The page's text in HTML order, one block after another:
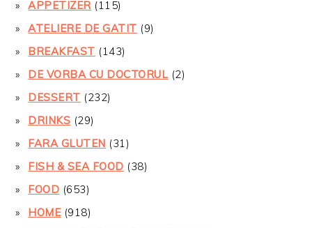
APPETIZER(115)
ATELIERE DE GATIT (9)
BREAKFAST (143)
DE VORBA CU DOCTORUL (2)
DESSERT (232)
DRINKS (29)
FARA GLUTEN (31)
FISH & SEA FOOD (38)
FOOD (653)
HOME(918)